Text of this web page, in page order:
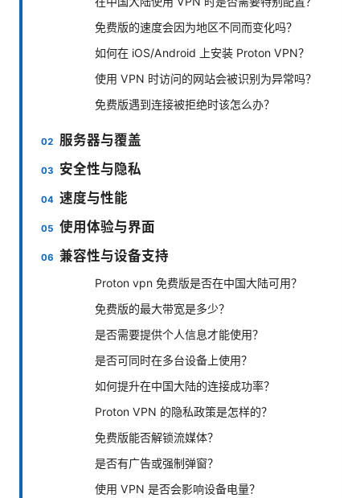
免费版的速度会因为地区不同而变化吗？
如何在 iOS/Android 上安装 Proton VPN？
使用 VPN 时访问的网站会被识别为异常吗？
免费版遇到连接被拒绝时该怎么办？
服务器与覆盖
安全性与隐私
速度与性能
使用体验与界面
兼容性与设备支持
Proton vpn 免费版是否在中国大陆可用？
免费版的最大带宽是多少？
是否需要提供个人信息才能使用？
是否可同时在多台设备上使用？
如何提升在中国大陆的连接成功率？
Proton VPN 的隐私政策是怎样的？
免费版能否解锁流媒体？
是否有广告或强制弹窗？
使用 VPN 是否会影响设备电量？